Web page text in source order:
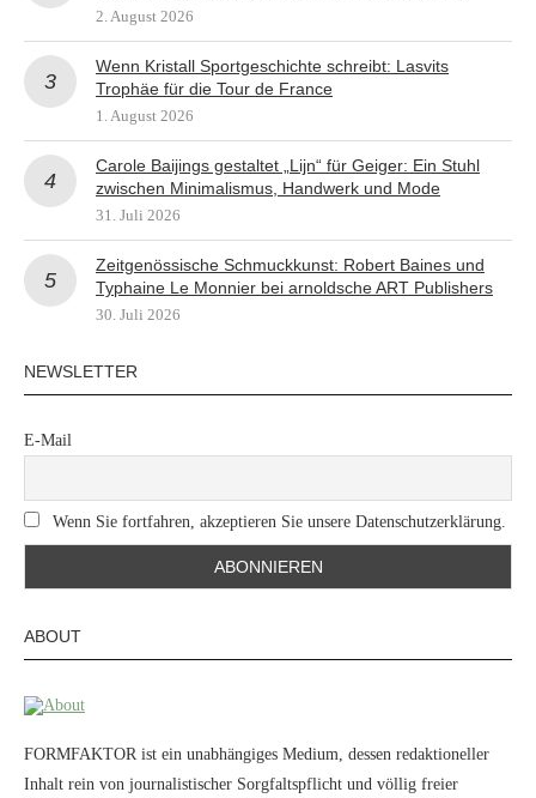
2. August 2026
Wenn Kristall Sportgeschichte schreibt: Lasvits
Trophäe für die Tour de France
1. August 2026
Carole Baijings gestaltet „Lijn“ für Geiger: Ein Stuhl
zwischen Minimalismus, Handwerk und Mode
31. Juli 2026
Zeitgenössische Schmuckkunst: Robert Baines und
Typhaine Le Monnier bei arnoldsche ART Publishers
30. Juli 2026
NEWSLETTER
E-Mail
Wenn Sie fortfahren, akzeptieren Sie unsere Datenschutzerklärung.
ABOUT
FORMFAKTOR ist ein unabhängiges Medium, dessen redaktioneller
Inhalt rein von journalistischer Sorgfaltspflicht und völlig freier